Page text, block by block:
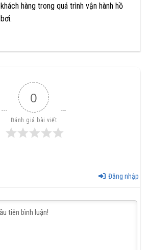
khách hàng trong quá trình vận hành hồ
bơi.
0
Đánh giá bài viết
Đăng nhập